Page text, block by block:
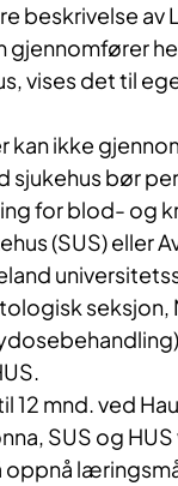
beskrivelse av
vises det til
ikke
sjukehus bør
for blod- og
(SUS) eller
seksjon,
mnd. ved
SUS og